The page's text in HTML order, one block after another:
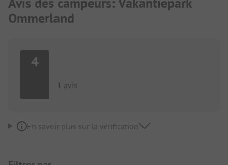
Ommerland
4
1 avis
En savoir plus sur la vérification